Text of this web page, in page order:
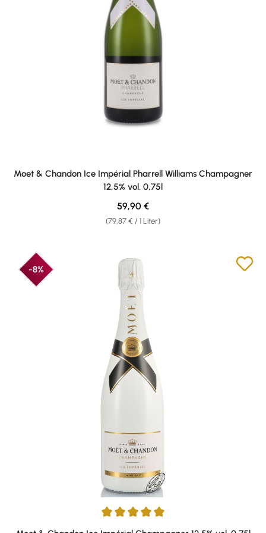
Moet & Chandon Ice Impérial Pharrell Williams Champagner
12,5% vol. 0,75l
(79,87 € / 1 Liter)
Regulärer Preis:
59,90 €
-8%
Durchschnittliche Bewertung von 5 von 5 Sternen